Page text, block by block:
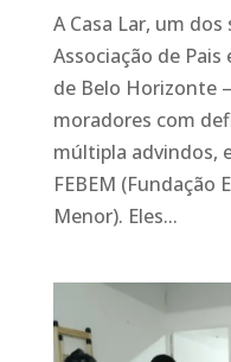
A Casa Lar, um
Associação de
de Belo Horizonte
moradores com
múltipla advindos,
FEBEM (Fundação
Menor). Eles...